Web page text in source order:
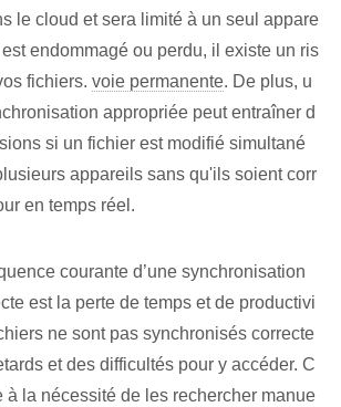
le cloud et sera limité à un seul appare
endommagé ou perdu, il existe un ris
fichiers. voie permanente. De plus, u
appropriée peut entraîner d
si un fichier est modifié simultané
appareils sans qu'ils soient corr
en temps réel.
courante d’une synchronisation
est la perte de temps et de productivi
ne sont pas synchronisés correcte
et des difficultés pour y accéder. C
à la nécessité de les rechercher manue